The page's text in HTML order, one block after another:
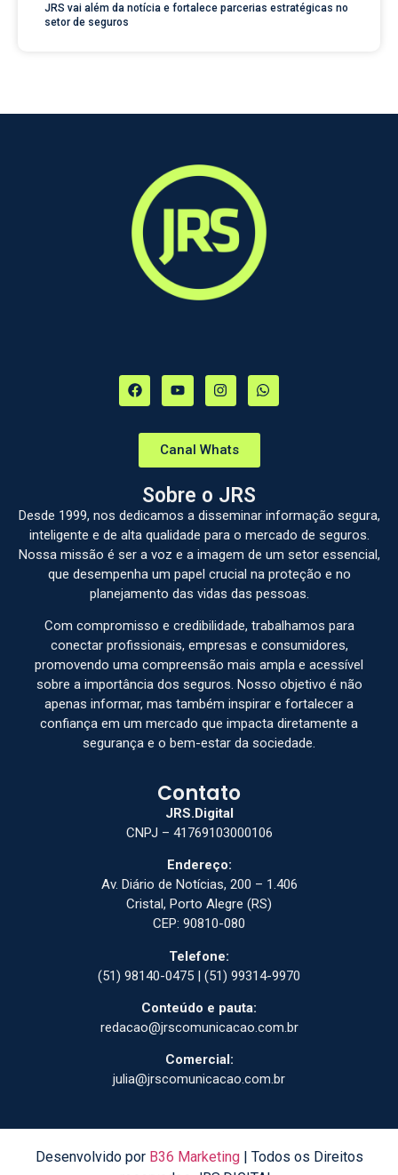
JRS vai além da notícia e fortalece parcerias estratégicas no
setor de seguros
Canal Whats
Sobre o JRS
Desde 1999, nos dedicamos a disseminar informação segura,
inteligente e de alta qualidade para o mercado de seguros.
Nossa missão é ser a voz e a imagem de um setor essencial,
que desempenha um papel crucial na proteção e no
planejamento das vidas das pessoas.
Com compromisso e credibilidade, trabalhamos para
conectar profissionais, empresas e consumidores,
promovendo uma compreensão mais ampla e acessível
sobre a importância dos seguros. Nosso objetivo é não
apenas informar, mas também inspirar e fortalecer a
confiança em um mercado que impacta diretamente a
segurança e o bem-estar da sociedade.
Contato
JRS.Digital
CNPJ – 41769103000106
Endereço:
Av. Diário de Notícias, 200 – 1.406
Cristal, Porto Alegre (RS)
CEP: 90810-080
Telefone:
(51) 98140-0475 | (51) 99314-9970
Conteúdo e pauta:
redacao@jrscomunicacao.com.br
Comercial:
julia@jrscomunicacao.com.br
Desenvolvido por B36 Marketing| Todos os Direitos